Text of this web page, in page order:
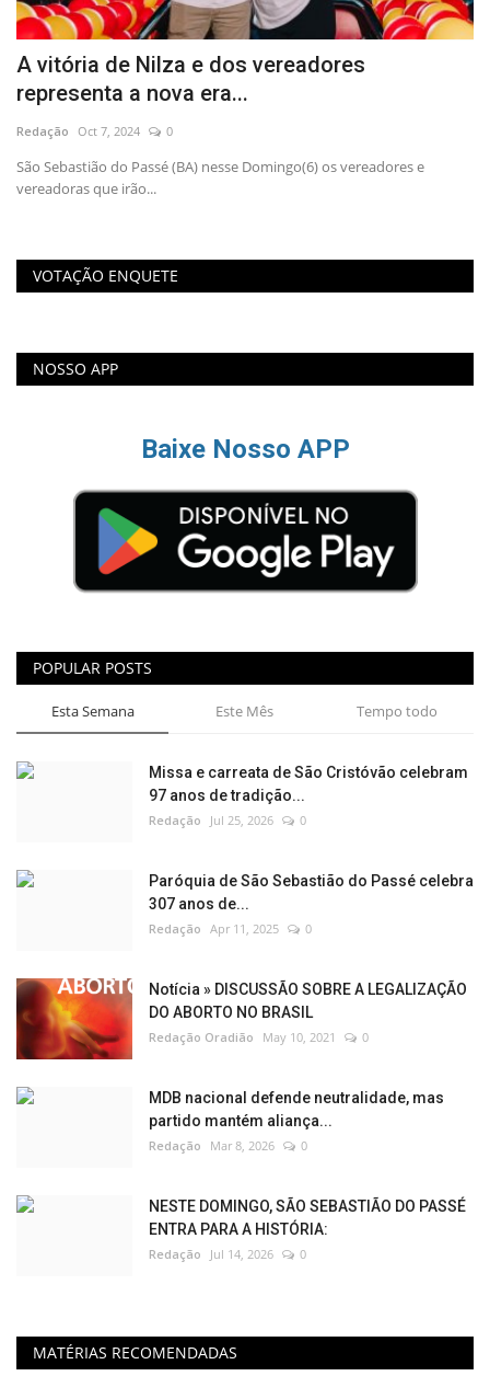
A vitória de Nilza e dos vereadores
representa a nova era...
Redação Oct 7, 2024 0
São Sebastião do Passé (BA) nesse Domingo(6) os vereadores e
vereadoras que irão...
VOTAÇÃO ENQUETE
NOSSO APP
Baixe Nosso APP
POPULAR POSTS
Esta Semana Este Mês Tempo todo
Missa e carreata de São Cristóvão celebram
97 anos de tradição...
Redação Jul 25, 2026 0
Paróquia de São Sebastião do Passé celebra
307 anos de...
Redação Apr 11, 2025 0
Notícia » DISCUSSÃO SOBRE A LEGALIZAÇÃO
DO ABORTO NO BRASIL
Redação Oradião May 10, 2021 0
MDB nacional defende neutralidade, mas
partido mantém aliança...
Redação Mar 8, 2026 0
NESTE DOMINGO, SÃO SEBASTIÃO DO PASSÉ
ENTRA PARA A HISTÓRIA:
Redação Jul 14, 2026 0
MATÉRIAS RECOMENDADAS